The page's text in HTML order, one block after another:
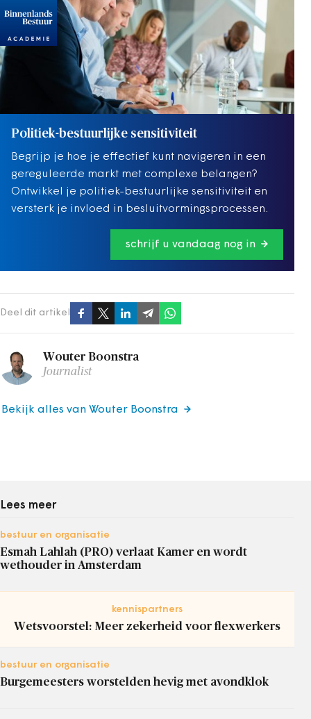
Politiek-bestuurlijke sensitiviteit
Begrijp je hoe je effectief kunt navigeren in een
gereguleerde markt met complexe belangen?
Ontwikkel je politiek-bestuurlijke sensitiviteit en
versterk je invloed in besluitvormingsprocessen.
schrijf u vandaag nog in
Deel dit artikel
Wouter Boonstra
Journalist
Bekijk alles van Wouter Boonstra
Lees meer
bestuur en organisatie
Esmah Lahlah (PRO) verlaat Kamer en wordt
wethouder in Amsterdam
kennispartners
Wetsvoorstel: Meer zekerheid voor flexwerkers
bestuur en organisatie
Burgemeesters worstelden hevig met avondklok